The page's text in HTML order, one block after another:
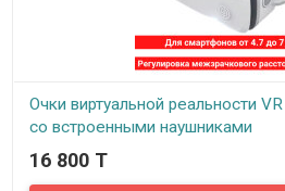
Очки виртуальной реальности
со встроенными наушниками
В наличии
16 800 T